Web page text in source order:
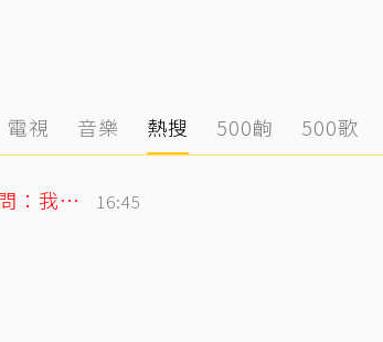
電視 音樂 熱搜 500齣 500歌
SJ始源無預警現身台灣早餐店！親民「碰拳」中文直問：我停車可以嗎？ 16:45